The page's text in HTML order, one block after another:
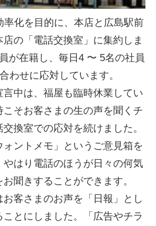
化を目的に、本店と広島駅前
の「電話交換室」に集約しま
が在籍し、毎日4 〜 5名の社員
わせに応対しています。
中は、福屋も臨時休業してい
そお客さまの生の声を聞くチ
換室での応対を続けました。
ォントメモ」というご意見箱を
はり電話のほうが日々の何気
聞きすることができます。
客さまのお声を「日報」とし
とにしました。「広告やチラ